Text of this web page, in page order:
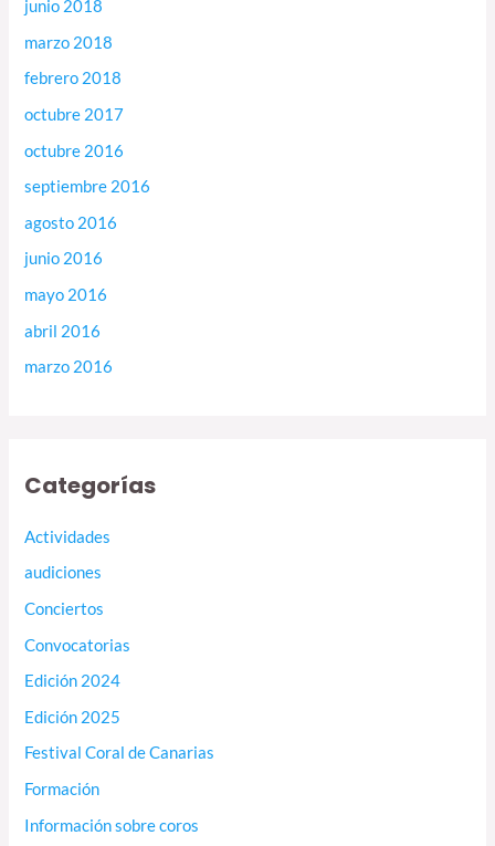
junio 2018
marzo 2018
febrero 2018
octubre 2017
octubre 2016
septiembre 2016
agosto 2016
junio 2016
mayo 2016
abril 2016
marzo 2016
Categorías
Actividades
audiciones
Conciertos
Convocatorias
Edición 2024
Edición 2025
Festival Coral de Canarias
Formación
Información sobre coros